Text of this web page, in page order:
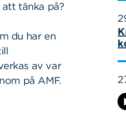
tänka på?
du har en
av var
på AMF.